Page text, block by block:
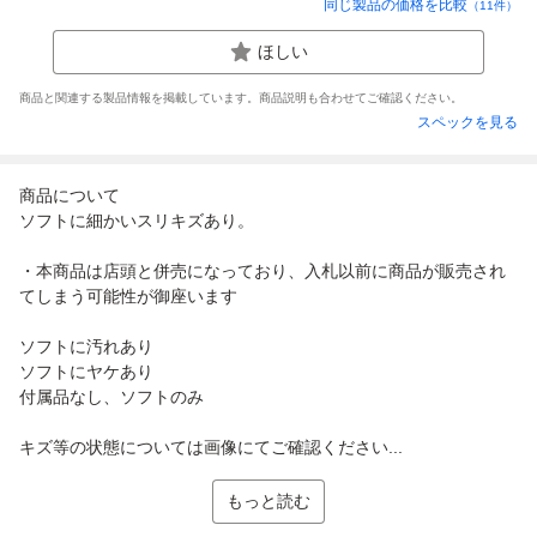
同じ製品の価格を比較 （11件）
ほしい
商品と関連する製品情報を掲載しています。商品説明も合わせてご確認ください。
スペックを見る
商品について
ソフトに細かいスリキズあり。
・本商品は店頭と併売になっており、入札以前に商品が販売され
てしまう可能性が御座います
ソフトに汚れあり
ソフトにヤケあり
付属品なし、ソフトのみ
キズ等の状態については画像にてご確認ください...
もっと読む